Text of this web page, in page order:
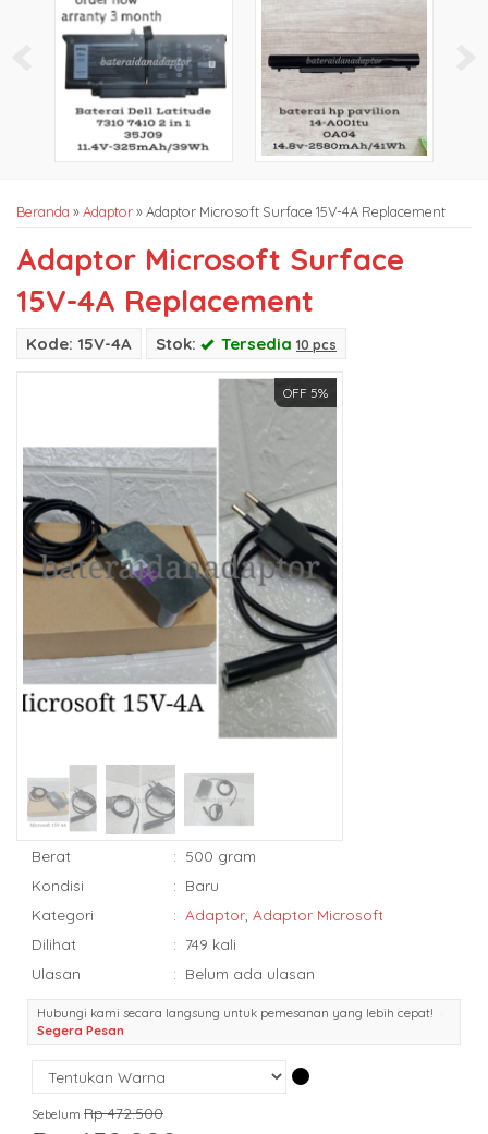
Beranda »Adaptor»Adaptor Microsoft Surface 15V-4A Replacement
Adaptor Microsoft Surface
15V-4A Replacement
Kode: 15V-4A Stok: Tersedia 10 pcs
OFF 5%
Berat : 500 gram
Kondisi
: Baru
Kategori
: Adaptor, Adaptor Microsoft
Dilihat
: 749 kali
Ulasan
: Belum ada ulasan
Hubungi kami secara langsung untuk pemesanan yang lebih cepat!
Segera Pesan
Sebelum Rp 472.500